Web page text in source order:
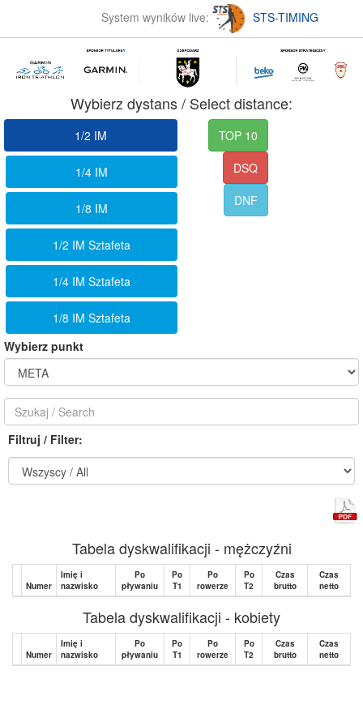
System wyników live: STS-TIMING
Wybierz dystans / Select distance:
1/2 IM
1/4 IM
1/8 IM
1/2 IM Sztafeta
1/4 IM Sztafeta
1/8 IM Sztafeta
TOP 10
DSQ
DNF
Wybierz punkt
Filtruj / Filter:
Tabela dyskwalifikacji - mężczyźni
Numer
Imię i
nazwisko
Po
pływaniu
Po
T1
Po
rowerze
Po
T2
Czas
brutto
Czas
netto
Tabela dyskwalifikacji - kobiety
Numer
Imię i
nazwisko
Po
pływaniu
Po
T1
Po
rowerze
Po
T2
Czas
brutto
Czas
netto